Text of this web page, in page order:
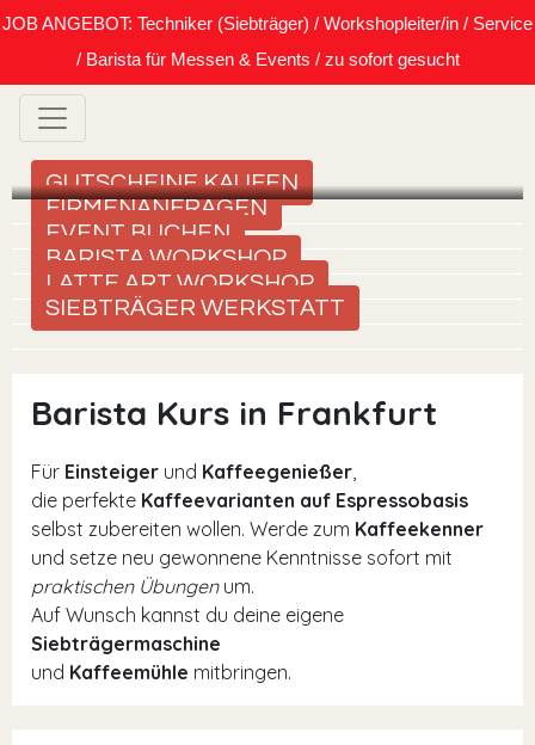
JOB ANGEBOT: Techniker (Siebträger) / Workshopleiter/in / Service
/ Barista für Messen & Events / zu sofort gesucht
GUTSCHEINE KAUFEN
FIRMENANFRAGEN
EVENT BUCHEN
BARISTA WORKSHOP
LATTE ART WORKSHOP
SIEBTRÄGER WERKSTATT
Barista Kurs in Frankfurt
Für Einsteiger und Kaffeegenießer,
die perfekte Kaffeevarianten auf Espressobasis
selbst zubereiten wollen. Werde zum Kaffeekenner
und setze neu gewonnene Kenntnisse sofort mit
praktischen Übungenum.
Auf Wunsch kannst du deine eigene
Siebträgermaschine
und Kaffeemühle mitbringen.